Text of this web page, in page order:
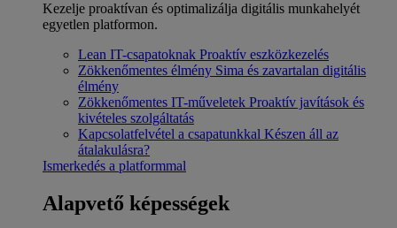
Kezelje proaktívan és optimalizálja digitális munkahelyét
egyetlen platformon.
Lean IT-csapatoknak Proaktív eszközkezelés
Zökkenőmentes élmény Sima és zavartalan digitális
élmény
Zökkenőmentes IT-műveletek Proaktív javítások és
kivételes szolgáltatás
Kapcsolatfelvétel a csapatunkkal Készen áll az
átalakulásra?
Ismerkedés a platformmal
Alapvető képességek